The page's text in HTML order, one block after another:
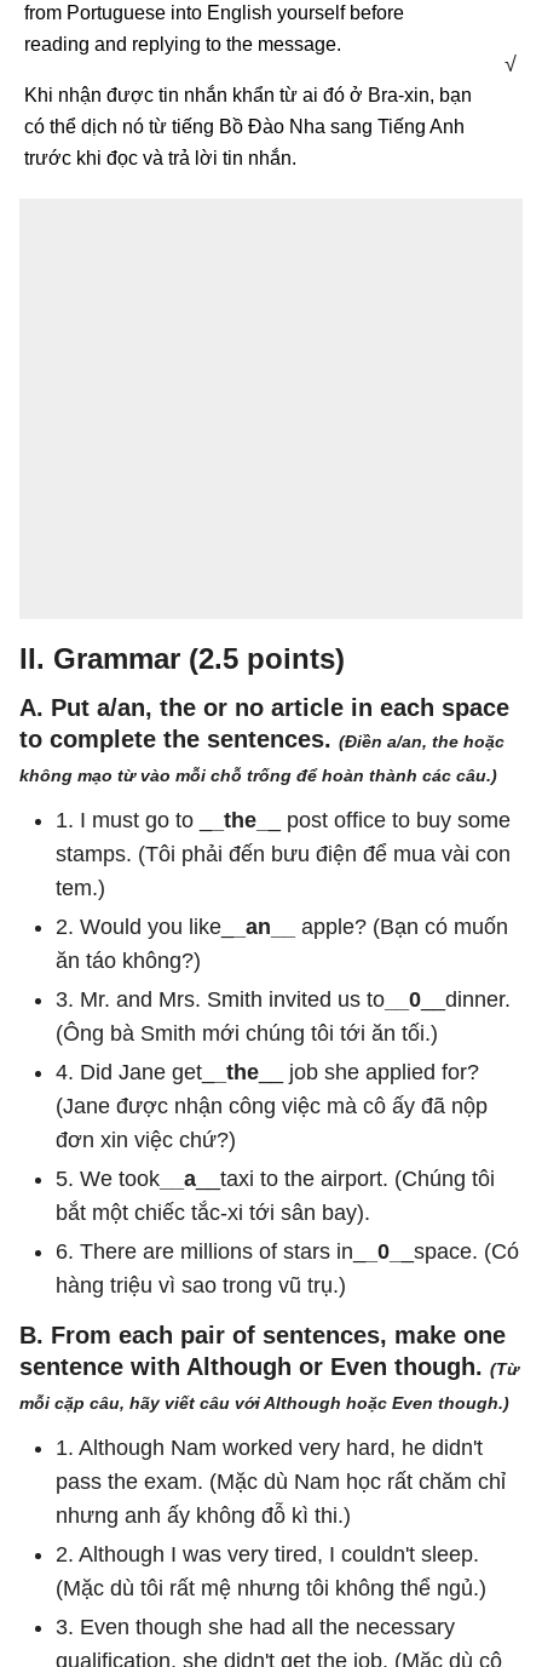
from Portuguese into English yourself before
reading and replying to the message.
Khi nhận được tin nhắn khẩn từ ai đó ở Bra-xin, bạn
có thể dịch nó từ tiếng Bồ Đào Nha sang Tiếng Anh
trước khi đọc và trả lời tin nhắn.
√
II. Grammar (2.5 points)
A. Put a/an, the or no article in each space
to complete the sentences. (Điền a/an, the hoặc
không mạo từ vào mỗi chỗ trống để hoàn thành các câu.)
1. I must go to _ _the_
_ post office to buy some
stamps. (Tôi phải đến bưu điện để mua vài con
tem.)
2. Would you like_
_an__
apple? (Bạn có muốn
ăn táo không?)
3. Mr. and Mrs. Smith invited us to __0 __dinner.
(Ông bà Smith mới chúng tôi tới ăn tối.)
4. Did Jane get_
_the __ job she applied for?
(Jane được nhận công việc mà cô ấy đã nộp
đơn xin việc chứ?)
5. We took __a __taxi to the airport. (Chúng tôi
bắt một chiếc tắc-xi tới sân bay).
6. There are millions of stars in_
_0_
_space. (Có
hàng triệu vì sao trong vũ trụ.)
B. From each pair of sentences, make one
sentence with Although or Even though. (Từ
mỗi cặp câu, hãy viết câu với Although hoặc Even though.)
1. Although Nam worked very hard, he didn't
pass the exam. (Mặc dù Nam học rất chăm chỉ
nhưng anh ấy không đỗ kì thi.)
2. Although I was very tired, I couldn't sleep.
(Mặc dù tôi rất mệ nhưng tôi không thể ngủ.)
3. Even though she had all the necessary
qualification, she didn't get the job. (Mặc dù cô